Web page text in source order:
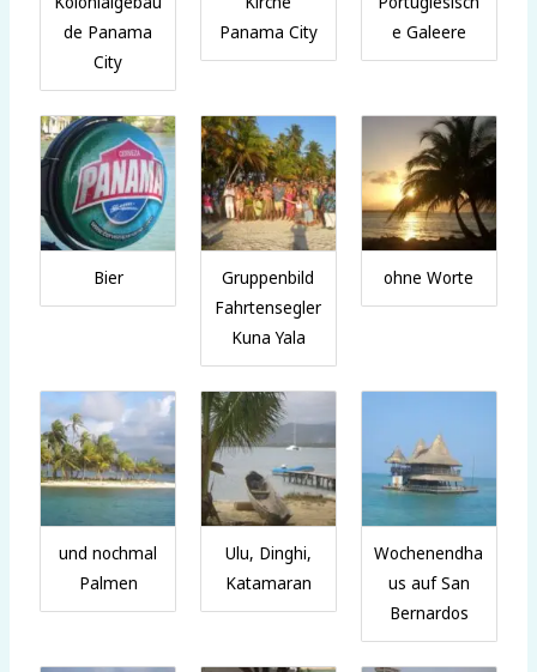
de Panama
City
Panama City
e Galeere
Bier
Gruppenbild
Fahrtensegler
Kuna Yala
ohne Worte
und nochmal
Palmen
Ulu, Dinghi,
Katamaran
Wochenendha
us auf San
Bernardos